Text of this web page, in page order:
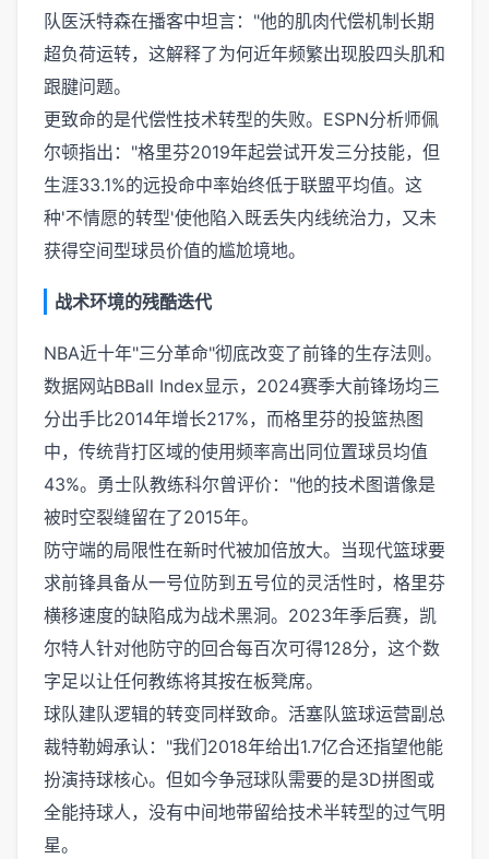
队医沃特森在播客中坦言："他的肌肉代偿机制长期
超负荷运转，这解释了为何近年频繁出现股四头肌和
跟腱问题。
更致命的是代偿性技术转型的失败。ESPN分析师佩
尔顿指出："格里芬2019年起尝试开发三分技能，但
生涯33.1%的远投命中率始终低于联盟平均值。这
种'不情愿的转型'使他陷入既丢失内线统治力，又未
获得空间型球员价值的尴尬境地。
战术环境的残酷迭代
NBA近十年"三分革命"彻底改变了前锋的生存法则。
数据网站BBall Index显示，2024赛季大前锋场均三
分出手比2014年增长217%，而格里芬的投篮热图
中，传统背打区域的使用频率高出同位置球员均值
43%。勇士队教练科尔曾评价："他的技术图谱像是
被时空裂缝留在了2015年。
防守端的局限性在新时代被加倍放大。当现代篮球要
求前锋具备从一号位防到五号位的灵活性时，格里芬
横移速度的缺陷成为战术黑洞。2023年季后赛，凯
尔特人针对他防守的回合每百次可得128分，这个数
字足以让任何教练将其按在板凳席。
球队建队逻辑的转变同样致命。活塞队篮球运营副总
裁特勒姆承认："我们2018年给出1.7亿合还指望他能
扮演持球核心。但如今争冠球队需要的是3D拼图或
全能持球人，没有中间地带留给技术半转型的过气明
星。